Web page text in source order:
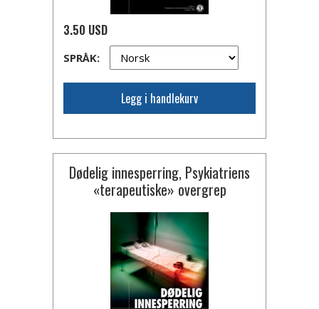
3.50 USD
SPRÅK:
Legg i handlekurv
Dødelig innesperring, Psykiatriens
«terapeutiske» overgrep